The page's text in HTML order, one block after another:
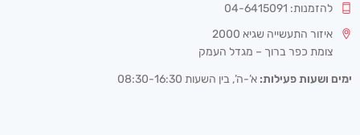
להזמנות: 04-6415091
איזור התעשייה שגיא 2000
צומת כפר ברוך – מגדל העמק
ימים ושעות פעילות: א’-ה’, בין השעות 08:30-16:30